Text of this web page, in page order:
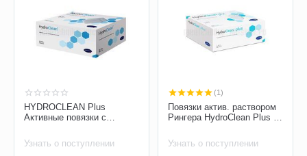
HYDROCLEAN Plus
Активные повязки с
ПГМБ 10х10 см, 6096124, 1
шт
Узнать о поступлении
(1)
Повязки актив. раствором
Рингера HydroClean Plus 4
Узнать о поступлении